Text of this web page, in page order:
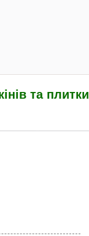
та плитки